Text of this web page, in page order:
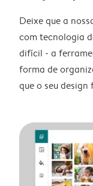
Deixe que a
com tecnologia
difícil - a
forma de
que o seu design